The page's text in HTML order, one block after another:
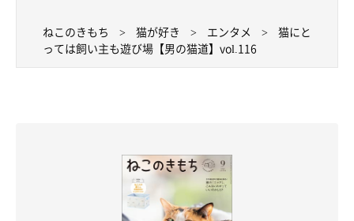
ねこのきもち 猫が好き エンタメ
猫にと
っては飼い主も遊び場【男の猫道】vol.116